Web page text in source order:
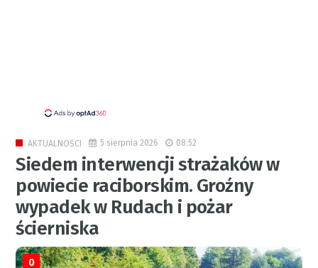
AKTUALNOŚCI 5 sierpnia 2026 08:52
Siedem interwencji strażaków w
powiecie raciborskim. Groźny
wypadek w Rudach i pożar
ścierniska
0